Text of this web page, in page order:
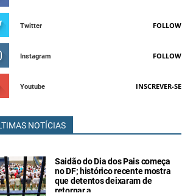
Twitter FOLLOW
Instagram FOLLOW
Youtube INSCREVER-SE
NOTÍCIAS
Saidão do Dia dos Pais começa
no DF; histórico recente mostra
que detentos deixaram de
retornar a